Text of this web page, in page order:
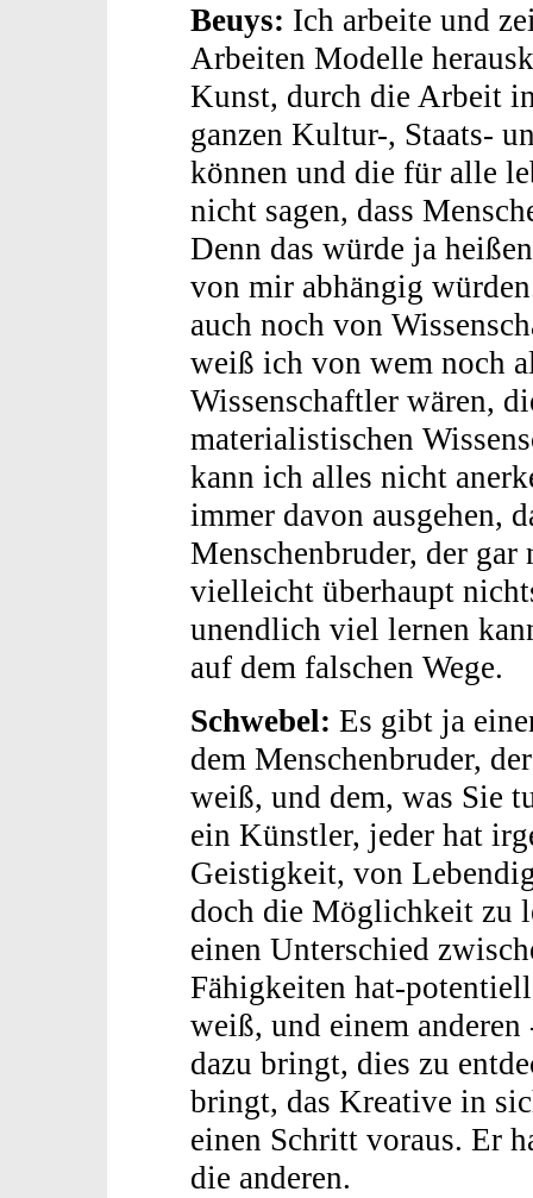
Beuys: Ich arbeite und
Arbeiten Modelle
Kunst, durch die Arbeit
ganzen Kultur-, Staats-
können und die für alle
nicht sagen, dass
Denn das würde ja
von mir abhängig
auch noch von
weiß ich von wem noch
Wissenschaftler wären,
materialistischen
kann ich alles nicht
immer davon ausgehen,
Menschenbruder, der
vielleicht überhaupt
unendlich viel lernen
auf dem falschen Wege.
Schwebel: Es gibt ja
dem Menschenbruder,
weiß, und dem, was Sie
ein Künstler, jeder hat
Geistigkeit, von
doch die Möglichkeit zu
einen Unterschied
Fähigkeiten hat-
weiß, und einem
dazu bringt, dies zu
bringt, das Kreative in
einen Schritt voraus. Er
die anderen.